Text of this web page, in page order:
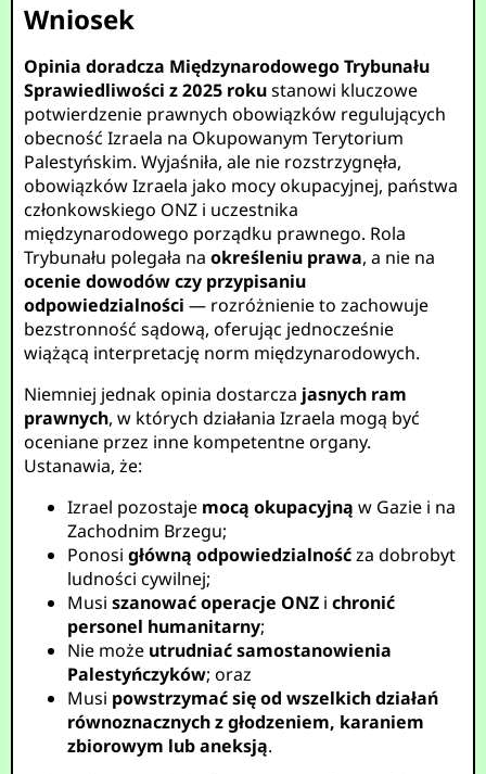
Wniosek
Opinia doradcza Międzynarodowego Trybunału
Sprawiedliwości z 2025 rokustanowi kluczowe
potwierdzenie prawnych obowiązków regulujących
obecność Izraela na Okupowanym Terytorium
Palestyńskim. Wyjaśniła, ale nie rozstrzygnęła,
obowiązków Izraela jako mocy okupacyjnej, państwa
członkowskiego ONZ i uczestnika
międzynarodowego porządku prawnego. Rola
Trybunału polegała naokreśleniu prawa, a nie na
ocenie dowodów czy przypisaniu
odpowiedzialności — rozróżnienie to zachowuje
bezstronność sądową, oferując jednocześnie
wiążącą interpretację norm międzynarodowych.
Niemniej jednak opinia dostarcza jasnych ram
prawnych, w których działania Izraela mogą być
oceniane przez inne kompetentne organy.
Ustanawia, że:
Izrael pozostaje mocą okupacyjną w Gazie i na
Zachodnim Brzegu;
Ponosigłówną odpowiedzialnośćza dobrobyt
ludności cywilnej;
Musiszanować operacje ONZ ichronić
personel humanitarny;
Nie może utrudniać samostanowienia
Palestyńczyków; oraz
Musi powstrzymać się od wszelkich działań
równoznacznych z głodzeniem, karaniem
zbiorowym lub aneksją.